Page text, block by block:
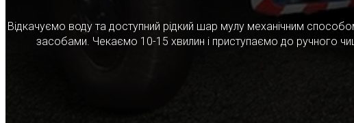
Відкачуємо воду та доступний рідкий шар мулу механічним
засобами. Чекаємо 10-15 хвилин і приступаємо до ручного